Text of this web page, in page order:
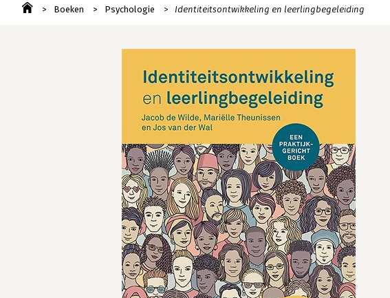
Boeken Psychologie Identiteitsontwikkeling en leerlingbegeleiding